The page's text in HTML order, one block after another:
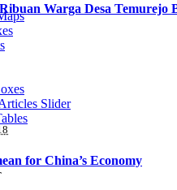
Slider
Warga Desa Temurejo
for China’s Economy